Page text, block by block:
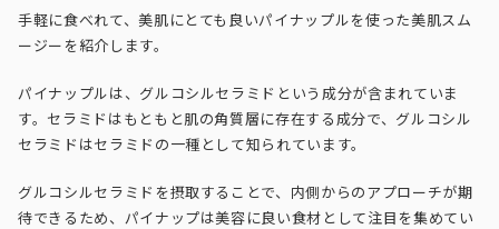
手軽に食べれて、美肌にとても良いパイナップルを使った美肌スム
ージーを紹介します。
パイナップルは、 グルコシルセラミド という成分が含まれていま
す。 セラミドはもともと肌の角質層に存在する成分で、 グルコシル
セラミドはセラミドの一種として知られています。
グルコシルセラミドを摂取することで、内側からのアプローチが期
待できるため、パイナップは美容に良い食材として注目を集めてい